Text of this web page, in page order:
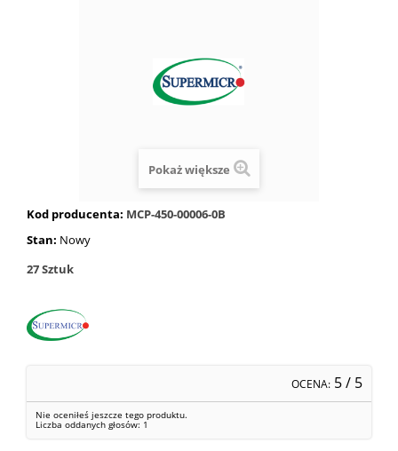
Pokaż większe
Kod producenta: MCP-450-00006-0B
Stan: Nowy
27Sztuk
OCENA: 5/ 5
Nie oceniłeś jeszcze tego produktu.
Liczba oddanych głosów: 1